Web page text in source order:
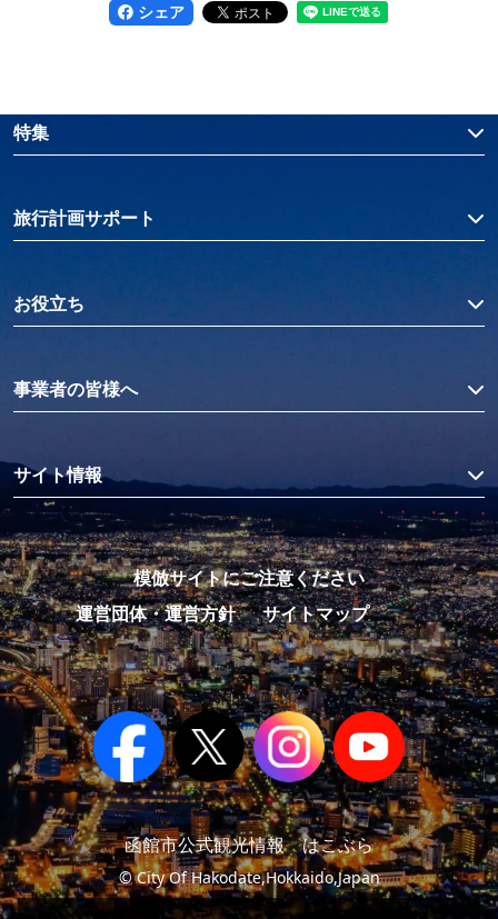
シェア
特集
旅行計画サポート
お役立ち
事業者の皆様へ
サイト情報
模倣サイトにご注意ください
運営団体・運営方針
サイトマップ
函館市公式観光情報 はこぶら
© City Of Hakodate,Hokkaido,Japan